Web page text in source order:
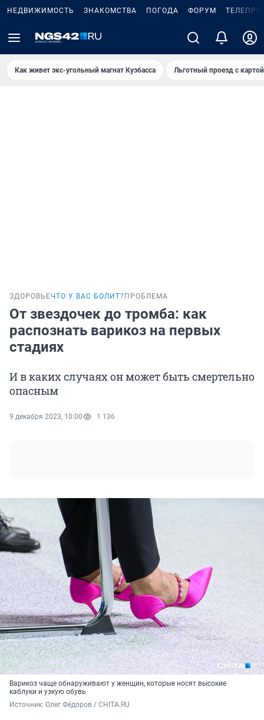
НЕДВИЖИМОСТЬ ЗНАКОМСТВА ПОГОДА ФОРУМ
Как живет экс-угольный магнат Кузбасса Льготный проезд с
ЗДОРОВЬЕЧТО У ВАС БОЛИТ? ПРОБЛЕМА
От звездочек до тромба: как
распознать варикоз на первых
стадиях
И в каких случаях он может быть смертельно
опасным
9 декабря 2023, 10:00 1 136
Варикоз чаще обнаруживают у женщин, которые носят высокие
каблуки и узкую обувь
Источник: Олег Фёдоров / CHITA.RU